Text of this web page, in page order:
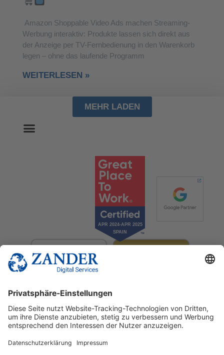
Amazon Shoppable Video Ads machen Streaming-
Werbung interaktiv: Produkte lassen sich direkt aus
der Anzeige per TV-Fernbedienung in den Warenkorb
legen – ohne das laufende Programm
WEITERLESEN »
MEHR LADEN
© 2025 Zander Digital Services Deutschland GmbH